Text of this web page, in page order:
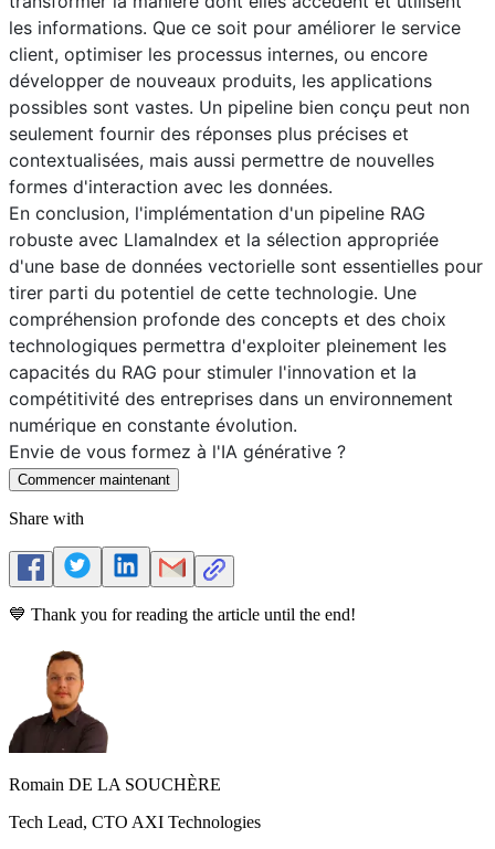
les informations. Que ce soit pour améliorer le service
client, optimiser les processus internes, ou encore
développer de nouveaux produits, les applications
possibles sont vastes. Un pipeline bien conçu peut non
seulement fournir des réponses plus précises et
contextualisées, mais aussi permettre de nouvelles
formes d'interaction avec les données.
En conclusion, l'implémentation d'un pipeline RAG
robuste avec LlamaIndex et la sélection appropriée
d'une base de données vectorielle sont essentielles pour
tirer parti du potentiel de cette technologie. Une
compréhension profonde des concepts et des choix
technologiques permettra d'exploiter pleinement les
capacités du RAG pour stimuler l'innovation et la
compétitivité des entreprises dans un environnement
numérique en constante évolution.
Envie de vous formez à l'IA générative ?
Commencer maintenant
Share with
💙 Thank you for reading the article until the end!
Romain DE LA SOUCHÈRE
Tech Lead, CTO AXI Technologies